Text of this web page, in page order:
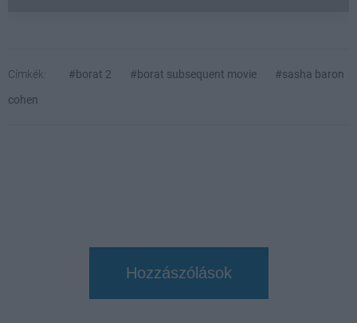
Címkék: #borat 2 #borat subsequent movie
#sasha baron
cohen
Hozzászólások